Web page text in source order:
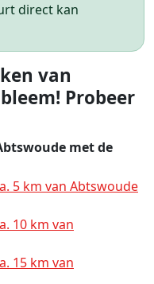
direct kan
van
Probeer
met de
5 km van Abtswoude
10 km van
15 km van